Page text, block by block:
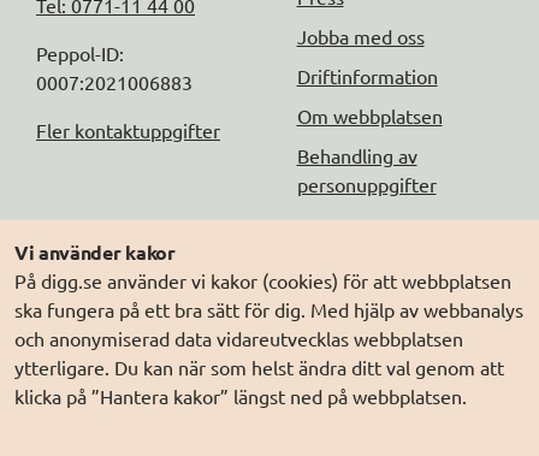
Vi använder kakor
På digg.se använder vi kakor (cookies) för att webbplatsen
ska fungera på ett bra sätt för dig. Med hjälp av webbanalys
och anonymiserad data vidareutvecklas webbplatsen
ytterligare. Du kan när som helst ändra ditt val genom att
klicka på ”Hantera kakor” längst ned på webbplatsen.
Peppol-ID:
0007:2021006883
Fler kontaktuppgifter
Jobba med oss
Driftinformation
Om webbplatsen
Behandling av
personuppgifter
Följ oss
DIGG på
Prenumerera på nyheter
DIGG på
LinkedIn
DIGG på
PressMachine
DIGG på
Digg play
Elegitimation.se
Min myndighetspost
Sveriges dataportal
Sweden Connect